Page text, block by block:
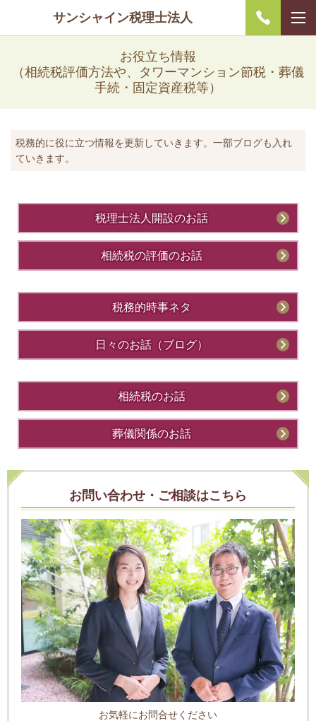
サンシャイン税理士法人
お役立ち情報
（相続税評価方法や、タワーマンション節税・葬儀
手続・固定資産税等）
税務的に役に立つ情報を更新していきます。一部ブログも入れ
ていきます。
税理士法人開設のお話
相続税の評価のお話
税務的時事ネタ
日々のお話（ブログ）
相続税のお話
葬儀関係のお話
お問い合わせ・ご相談はこちら
お気軽にお問合せください